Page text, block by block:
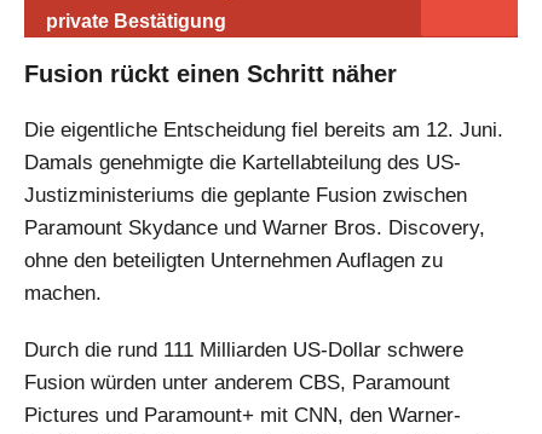
private Bestätigung
Fusion rückt einen Schritt näher
Die eigentliche Entscheidung fiel bereits am 12. Juni.
Damals genehmigte die Kartellabteilung des US-
Justizministeriums die geplante Fusion zwischen
Paramount Skydance und Warner Bros. Discovery,
ohne den beteiligten Unternehmen Auflagen zu
machen.
Durch die rund 111 Milliarden US-Dollar schwere
Fusion würden unter anderem CBS, Paramount
Pictures und Paramount+ mit CNN, den Warner-